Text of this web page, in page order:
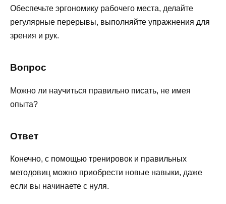
Обеспечьте эргономику рабочего места, делайте
регулярные перерывы, выполняйте упражнения для
зрения и рук.
Вопрос
Можно ли научиться правильно писать, не имея
опыта?
Ответ
Конечно, с помощью тренировок и правильных
методовиц можно приобрести новые навыки, даже
если вы начинаете с нуля.